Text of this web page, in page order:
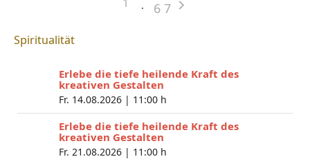
6 7
Spiritualität
Erlebe die tiefe heilende Kraft des
kreativen Gestalten
Fr. 14.08.2026 | 11:00 h
Erlebe die tiefe heilende Kraft des
kreativen Gestalten
Fr. 21.08.2026 | 11:00 h